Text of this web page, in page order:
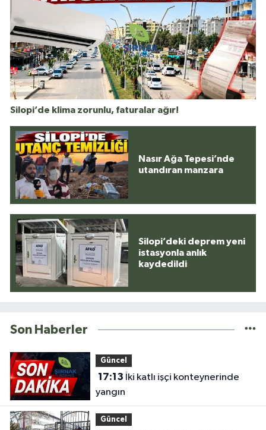
Silopi’de klima zorunlu, faturalar ağır!
Nasır Ağa Tepesi’nde
utandıran manzara
Silopi’deki deprem yeni
istasyonla anlık
kaydedildi
Son Haberler
Güncel
17:13
yangın
Güncel